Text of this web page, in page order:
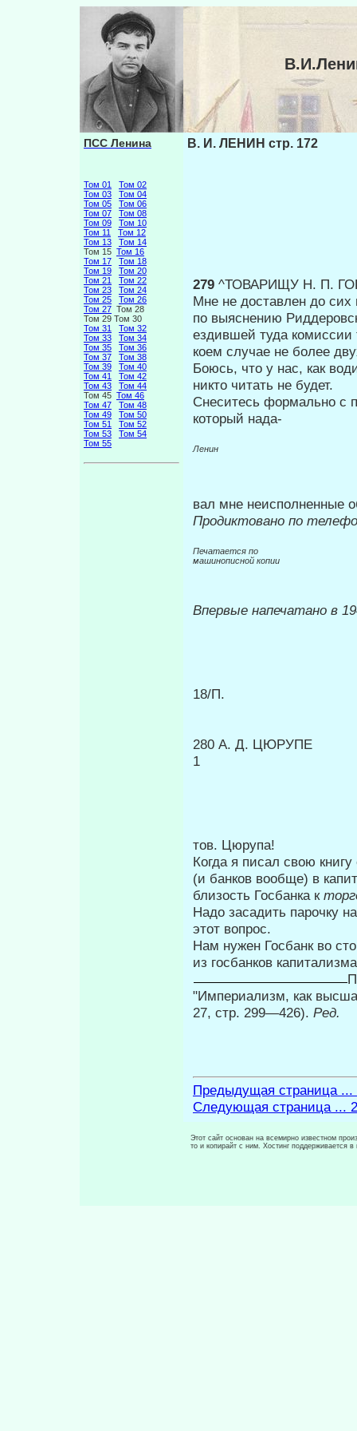
ПСС Ленина
Том 01
Том 02
Том 03
Том 04
Том 05
Том 06
Том 07
Том 08
Том 09
Том 10
Том 11
Том 12
Том 13
Том 14
Том 15 Том 16
Том 17
Том 18
Том 19
Том 20
Том 21
Том 22
Том 23
Том 24
Том 25
Том 26
Том 27 Том 28
Том 29 Том 30
Том 31
Том 32
Том 33
Том 34
Том 35
Том 36
Том 37
Том 38
Том 39
Том 40
Том 41
Том 42
Том 43
Том 44
Том 45 Том 46
Том 47
Том 48
Том 49
Том 50
Том 51
Том 52
Том 53
Том 54
Том 55
В. И. ЛЕНИН стр. 172
279 ^ТОВАРИЩУ Н. П.
Мне не доставлен до сих
по вы­яснению
ездившей туда комис­сии
коем случае не более
Боюсь, что у нас, как
никто читать не будет.
Снеситесь формально с
который нада-
Ленин
вал мне неисполненные
Продиктовано по
Печатается по
машинописной копии
Впервые напечатано в
18/П.
280 А. Д. ЦЮРУПЕ
1
тов. Цюрупа!
Когда я писал свою
(и банков вообще) в
близость Госбанка к
Надо засадить парочку
этот вопрос.
Нам нужен Госбанк во
из госбанков
"Империализм, как
27, стр. 299—426). Ред.
Предыдущая страница ...
Следующая страница ... 2
Этот сайт основан на всемирно известном
то и копирайт с ним. Хостинг поддерживается